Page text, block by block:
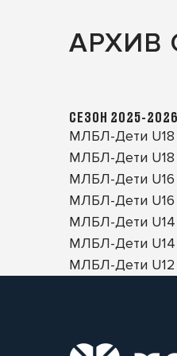
АРХИВ
СЕЗОН 2025-2026
МЛБЛ-Дети U18
МЛБЛ-Дети U18
МЛБЛ-Дети U16
МЛБЛ-Дети U16
МЛБЛ-Дети U14
МЛБЛ-Дети U14
МЛБЛ-Дети U12